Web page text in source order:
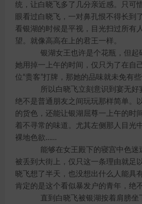
统，让白晓飞多了几分亲近感。只可
眼看过白晓飞，一对鼻孔恨不得长到
看银湖的时候是平视，目光扫过所有
望。就像高高在上的君王一样。
银湖女王也许是个花瓶，但起
她用掉一上午的时间，仅只为了在自
位“贵客”打牌，那她的品味就未免有些
所以白晓飞立刻意识到宴无好
绝不是普通朋友之间玩玩那样简单。
的货色，还能让银湖屈尊一上午的时
着不寻常的味道。尤其左侧那人目光
裸地色欲……
能够在女王殿下的寝宫中色迷
被丢到大街上，仅只这一条理由就足
晓飞想了半天，也没想出什么人能具
肯定的是这个看似暴发户的青年，绝
直到白晓飞被银湖按着肩膀坐